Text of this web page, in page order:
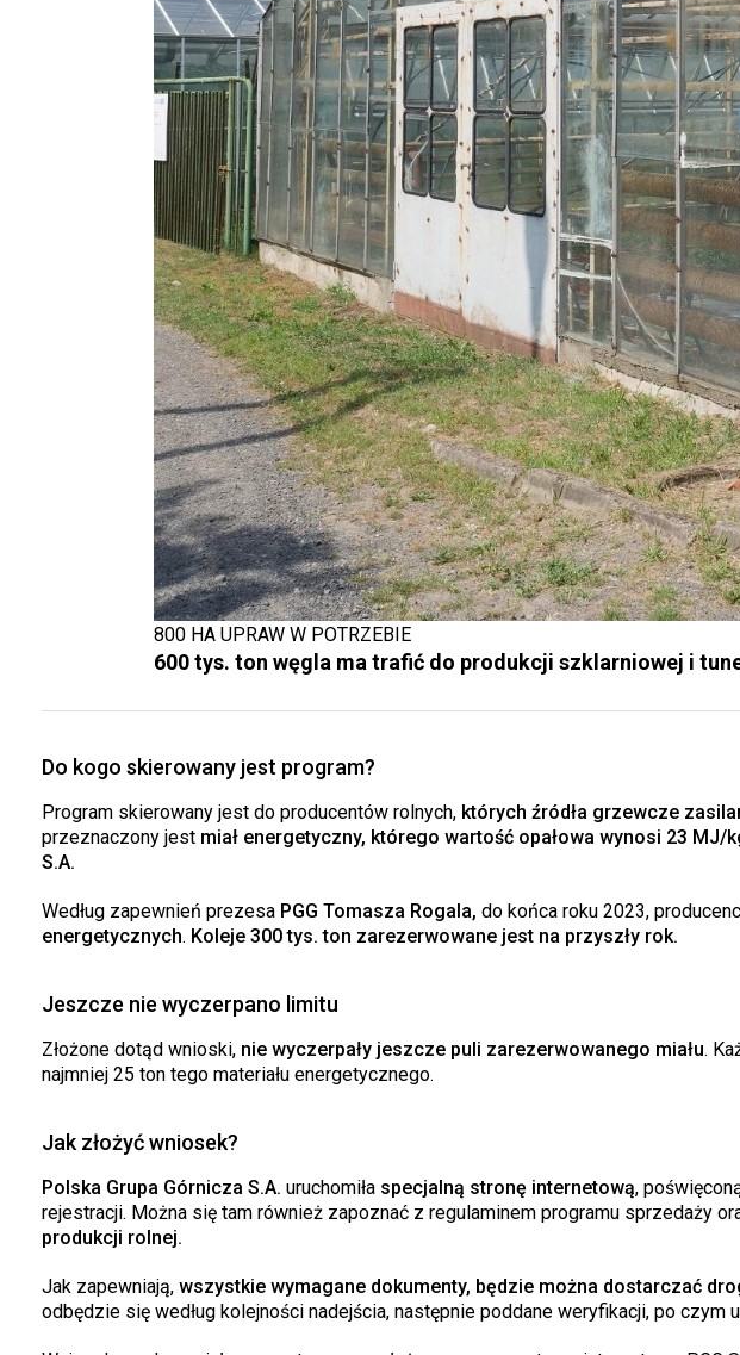
800 HA UPRAW W POTRZEBIE
600 tys. ton węgla ma trafić do produkcji szklarniowej i
Do kogo skierowany jest program?
Program skierowany jest do producentów rolnych, których źródła grzewcze
przeznaczony jest miał energetyczny, którego wartość opałowa wynosi 23 MJ/
S.A.
Według zapewnień prezesa PGG Tomasza Rogala, do końca roku 2023,
energetycznych. Koleje 300 tys. ton zarezerwowane jest na przyszły rok.
Jeszcze nie wyczerpano limitu
Złożone dotąd wnioski, nie wyczerpały jeszcze puli zarezerwowanego miału.
najmniej 25 ton tego materiału energetycznego.
Jak złożyć wniosek?
Polska Grupa Górnicza S.A. uruchomiłaspecjalną stronę internetową,
rejestracji. Można się tam również zapoznać z regulaminem programu sprzedaży
produkcji rolnej.
Jak zapewniają,wszystkie wymagane dokumenty, będzie można dostarczać
odbędzie się według kolejności nadejścia, następnie poddane weryfikacji, po czym